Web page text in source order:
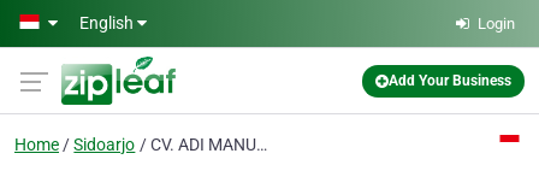
Skip to main content
English Login
Add Your Business
Home Sidoarjo CV. ADI MANUNGGAL JAYA